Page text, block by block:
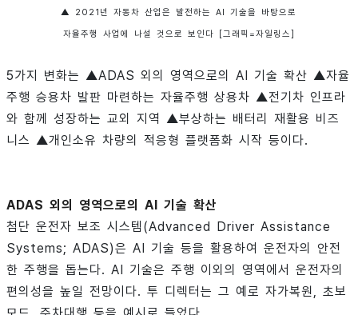
▲ 2021년 자동차 산업은 발전하는 AI 기술을 바탕으로
자율주행 사업에 나설 것으로 보인다 [그래픽=자일링스]
5가지 변화는 ▲ADAS 외의 영역으로의 AI 기술 확산 ▲자율
주행 승용차 발판 마련하는 자율주행 상용차 ▲전기차 인프라
와 함께 성장하는 교외 지역 ▲부상하는 배터리 재활용 비즈
니스 ▲개인소유 차량의 적응형 플랫폼화 시작 등이다.
ADAS 외의 영역으로의 AI 기술 확산
첨단 운전자 보조 시스템(Advanced Driver Assistance
Systems; ADAS)은 AI 기술 등을 활용하여 운전자의 안전
한 주행을 돕는다. AI 기술은 주행 이외의 영역에서 운전자의
편의성을 높일 전망이다. 투 디렉터는 그 예로 자가복원, 초보